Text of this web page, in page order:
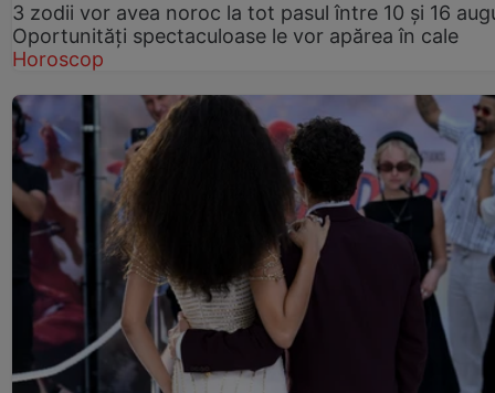
3 zodii vor avea noroc la tot pasul între 10 și 16
Oportunități spectaculoase le vor apărea în cale
Horoscop